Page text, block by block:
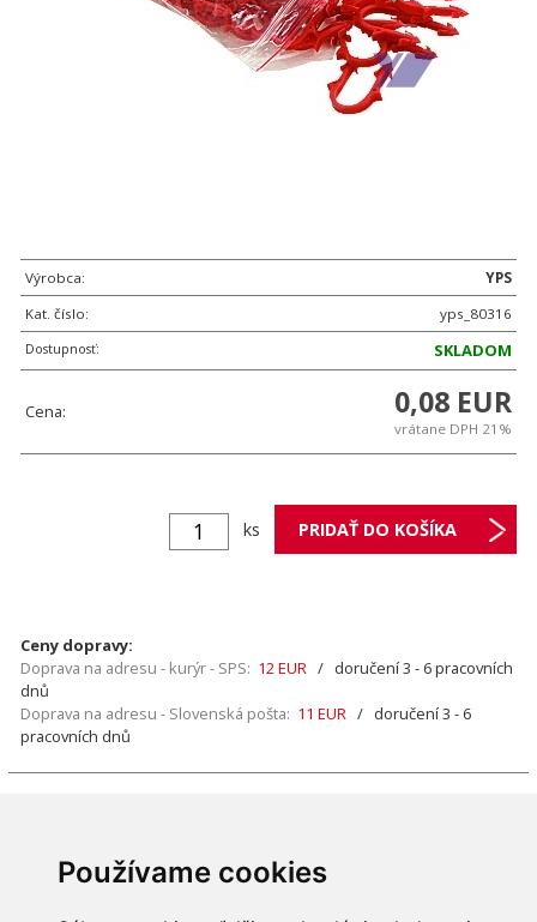
Používame cookies
Výrobca:
YPS
Kat. číslo:
yps_80316
Dostupnosť:
SKLADOM
Cena: 0,08 EUR
vrátane DPH 21%
ks
Ceny dopravy:
Doprava na adresu - kurýr - SPS: 12 EUR / doručení 3 - 6 pracovních
dnů
Doprava na adresu - Slovenská pošta: 11 EUR / doručení 3 - 6
pracovních dnů
POPIS